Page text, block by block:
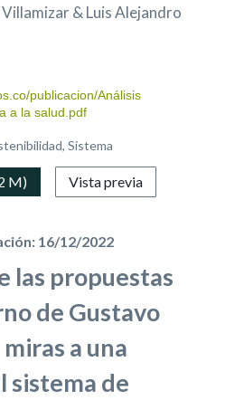
& Luis Alejandro
publicacion/Análisis
a la salud.pdf
Sistema
M) Vista previa
16/12/2022
las propuestas
de Gustavo
a una
sistema de